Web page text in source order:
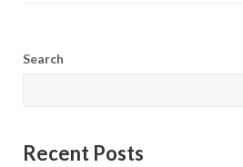
Search
Recent Posts